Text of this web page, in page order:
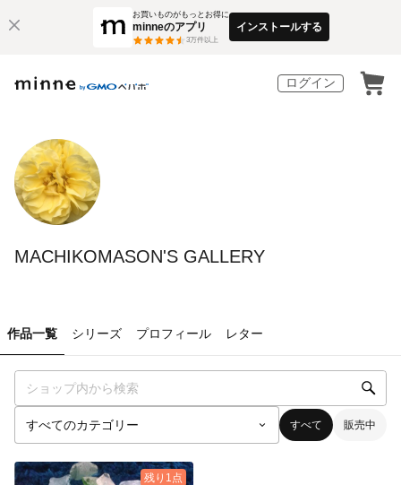
お買いものがもっとお得に
minneのアプリ
3万件以上
インストールする
ログイン
MACHIKOMASON'S GALLERY
作品一覧 シリーズ プロフィール レター
すべて 販売中
残り1点